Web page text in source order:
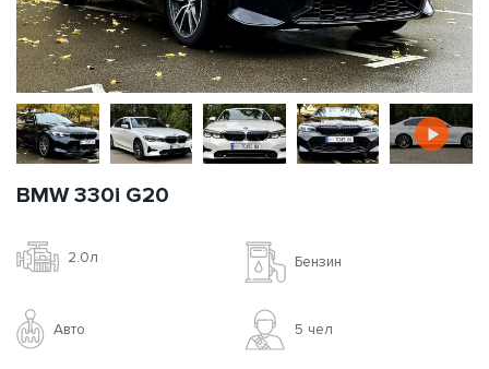
BMW 330i G20
2.0л Бензин
Авто 5 чел